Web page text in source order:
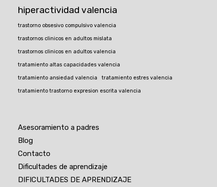
hiperactividad valencia
trastorno obsesivo compulsivo valencia
trastornos clinicos en adultos mislata
trastornos clinicos en adultos valencia
tratamiento altas capacidades valencia
tratamiento ansiedad valencia tratamiento estres valencia
tratamiento trastorno expresion escrita valencia
Asesoramiento a padres
Blog
Contacto
Dificultades de aprendizaje
DIFICULTADES DE APRENDIZAJE